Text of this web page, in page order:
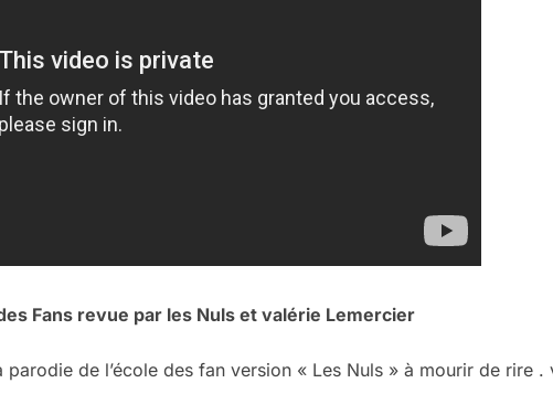
Fans revue par les Nuls et valérie Lemercier
de l’école des fan version « Les Nuls » à mourir de rire